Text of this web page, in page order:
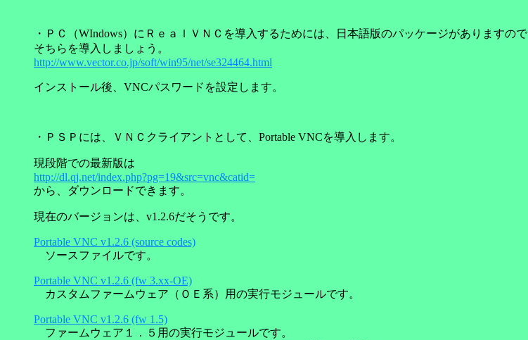
・ＰＣ（WIndows）にＲｅａｌＶＮＣを導入するためには、日本語版のパッケージがありますので
そちらを導入しましょう。
http://www.vector.co.jp/soft/win95/net/se324464.html
インストール後、VNCパスワードを設定します。
・ＰＳＰには、ＶＮＣクライアントとして、Portable VNCを導入します。
現段階での最新版は
http://dl.qj.net/index.php?pg=19&src=vnc&catid=
から、ダウンロードできます。
現在のバージョンは、v1.2.6だそうです。
Portable VNC v1.2.6 (source codes)
ソースファイルです。
Portable VNC v1.2.6 (fw 3.xx-OE)
カスタムファームウェア（ＯＥ系）用の実行モジュールです。
Portable VNC v1.2.6 (fw 1.5)
ファームウェア１．５用の実行モジュールです。